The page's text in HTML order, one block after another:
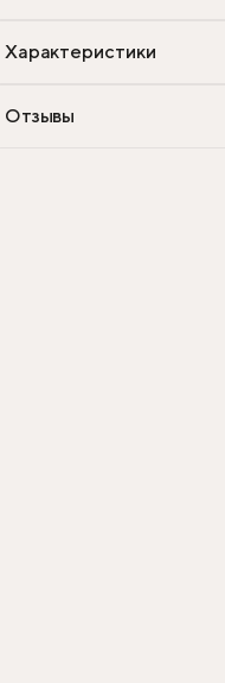
Характеристики
Отзывы